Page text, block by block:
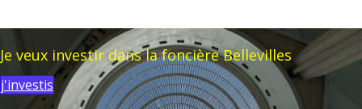
Je veux investir dans la foncière Bellevilles
j'investis